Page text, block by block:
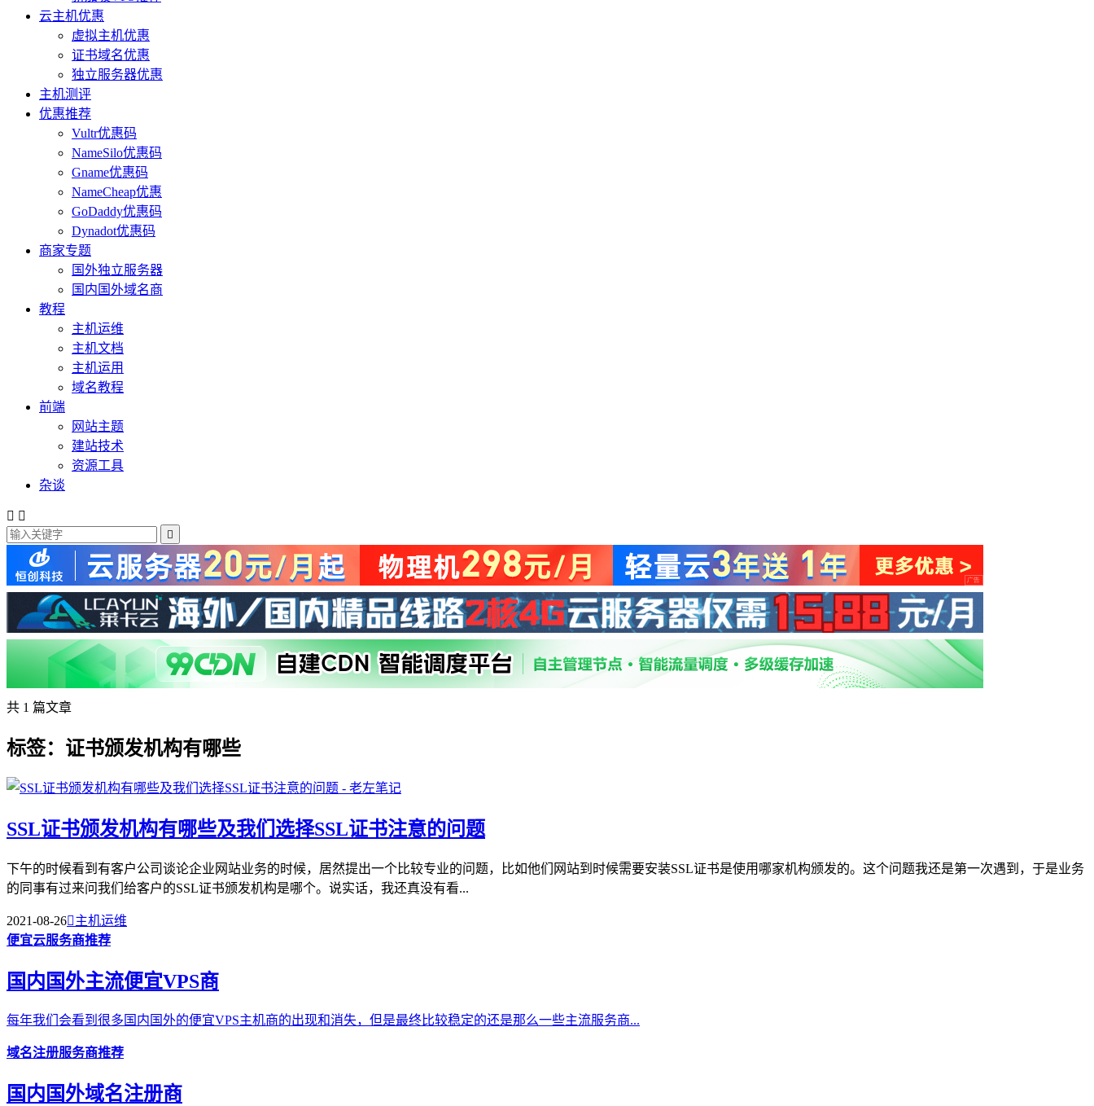
云主机优惠
虚拟主机优惠
证书域名优惠
独立服务器优惠
主机测评
优惠推荐
Vultr优惠码
NameSilo优惠码
Gname优惠码
NameCheap优惠
GoDaddy优惠码
Dynadot优惠码
商家专题
国外独立服务器
国内国外域名商
教程
主机运维
主机文档
主机运用
域名教程
前端
网站主题
建站技术
资源工具
杂谈
 

共 1 篇文章
标签：证书颁发机构有哪些
SSL证书颁发机构有哪些及我们选择SSL证书注意的问题
下午的时候看到有客户公司谈论企业网站业务的时候，居然提出一个比较专业的问题，比如他们网站到时候需要安装SSL证书是使用哪家机构颁发的。这个问题我还是第一次遇到，于是业务
的同事有过来问我们给客户的SSL证书颁发机构是哪个。说实话，我还真没有看...
2021-08-26主机运维
便宜云服务商推荐
国内国外主流便宜VPS商
每年我们会看到很多国内国外的便宜VPS主机商的出现和消失，但是最终比较稳定的还是那么一些主流服务商...
域名注册服务商推荐
国内国外域名注册商